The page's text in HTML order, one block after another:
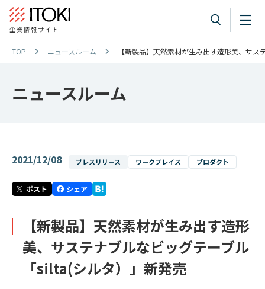
企業情報サイト
TOP ニュースルーム 【新製品】天然素材が生み出す造形美、サ
ニュースルーム
2021/12/08 プレスリリース ワークプレイス プロダクト
【新製品】天然素材が生み出す造形
美、サステナブルなビッグテーブル
「silta(シルタ）」新発売